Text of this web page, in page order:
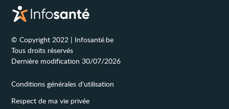
© Copyright 2022 | Infosanté.be
Tous droits réservés
Dernière modification 30/07/2026
Conditions générales d'utilisation
Respect de ma vie privée